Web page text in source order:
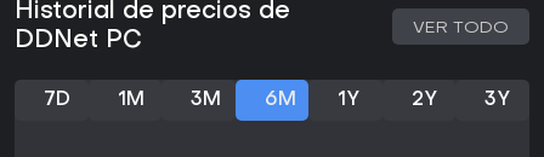
Para quienes buscan platformers duros que premian la
perseverancia y la dinámica grupal, DDNet ofrece un valor
44,091 reseñas de alto promedio y un 81 por ciento reciente,
confirma una base de fans leal. El juego se mantiene vivo
Historial de precios de
DDNet PC
VER TODO
7D 1M 3M 6M 1Y 2Y 3Y